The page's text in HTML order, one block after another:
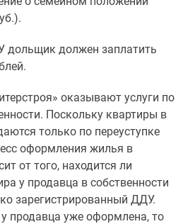
дольщик должен заплатить
оказывают услуги по
Поскольку квартиры в
только по переуступке
оформления жилья в
от того, находится ли
у продавца в собственности
зарегистрированный ДДУ.
у продавца уже оформлена, то